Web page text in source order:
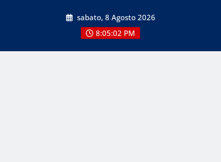
sabato, 8 Agosto 2026
8:05:03 PM